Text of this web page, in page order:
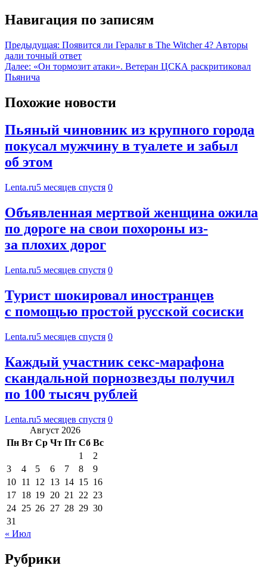
Навигация по записям
Предыдущая: Появится ли Геральт в The Witcher 4? Авторы
дали точный ответ
Далее: «Он тормозит атаки». Ветеран ЦСКА раскритиковал
Пьянича
Похожие новости
Пьяный чиновник из крупного города
покусал мужчину в туалете и забыл
об этом
Lenta.ru5 месяцев спустя 0
Объявленная мертвой женщина ожила
по дороге на свои похороны из-
за плохих дорог
Lenta.ru5 месяцев спустя 0
Турист шокировал иностранцев
с помощью простой русской сосиски
Lenta.ru5 месяцев спустя 0
Каждый участник секс-марафона
скандальной порнозвезды получил
по 100 тысяч рублей
Lenta.ru5 месяцев спустя 0
Август 2026
Пн Вт Ср Чт Пт Сб Вс
1
2
3
4 5 6 7 8
9
10 11 12 13 14 15 16
17 18 19 20 21 22 23
24 25 26 27 28 29 30
31
« Июл
Рубрики